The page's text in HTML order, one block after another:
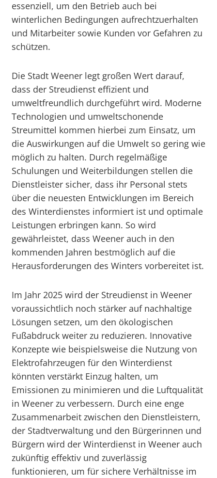
essenziell, um den Betrieb auch bei
winterlichen Bedingungen aufrechtzuerhalten
und Mitarbeiter sowie Kunden vor Gefahren zu
schützen.
Die Stadt Weener legt großen Wert darauf,
dass der Streudienst effizient und
umweltfreundlich durchgeführt wird. Moderne
Technologien und umweltschonende
Streumittel kommen hierbei zum Einsatz, um
die Auswirkungen auf die Umwelt so gering wie
möglich zu halten. Durch regelmäßige
Schulungen und Weiterbildungen stellen die
Dienstleister sicher, dass ihr Personal stets
über die neuesten Entwicklungen im Bereich
des Winterdienstes informiert ist und optimale
Leistungen erbringen kann. So wird
gewährleistet, dass Weener auch in den
kommenden Jahren bestmöglich auf die
Herausforderungen des Winters vorbereitet ist.
Im Jahr 2025 wird der Streudienst in Weener
voraussichtlich noch stärker auf nachhaltige
Lösungen setzen, um den ökologischen
Fußabdruck weiter zu reduzieren. Innovative
Konzepte wie beispielsweise die Nutzung von
Elektrofahrzeugen für den Winterdienst
könnten verstärkt Einzug halten, um
Emissionen zu minimieren und die Luftqualität
in Weener zu verbessern. Durch eine enge
Zusammenarbeit zwischen den Dienstleistern,
der Stadtverwaltung und den Bürgerinnen und
Bürgern wird der Winterdienst in Weener auch
zukünftig effektiv und zuverlässig
funktionieren, um für sichere Verhältnisse im